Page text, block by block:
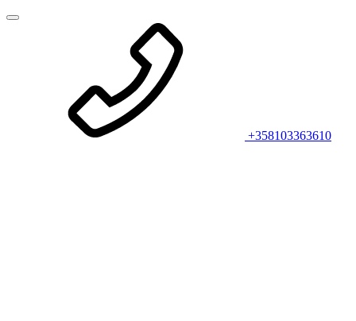
+358103363610